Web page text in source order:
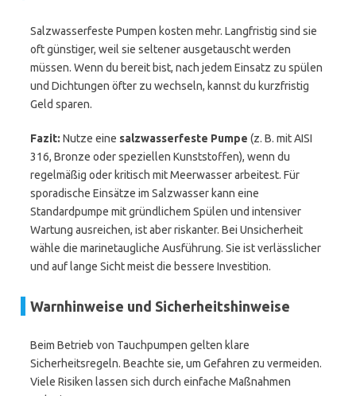
Salzwasserfeste Pumpen kosten mehr. Langfristig sind sie
oft günstiger, weil sie seltener ausgetauscht werden
müssen. Wenn du bereit bist, nach jedem Einsatz zu spülen
und Dichtungen öfter zu wechseln, kannst du kurzfristig
Geld sparen.
Fazit: Nutze eine salzwasserfeste Pumpe (z. B. mit AISI
316, Bronze oder speziellen Kunststoffen), wenn du
regelmäßig oder kritisch mit Meerwasser arbeitest. Für
sporadische Einsätze im Salzwasser kann eine
Standardpumpe mit gründlichem Spülen und intensiver
Wartung ausreichen, ist aber riskanter. Bei Unsicherheit
wähle die marinetaugliche Ausführung. Sie ist verlässlicher
und auf lange Sicht meist die bessere Investition.
Warnhinweise und Sicherheitshinweise
Beim Betrieb von Tauchpumpen gelten klare
Sicherheitsregeln. Beachte sie, um Gefahren zu vermeiden.
Viele Risiken lassen sich durch einfache Maßnahmen